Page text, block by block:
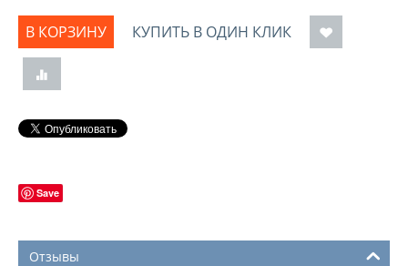
В КОРЗИНУ КУПИТЬ В ОДИН КЛИК
Save
Отзывы